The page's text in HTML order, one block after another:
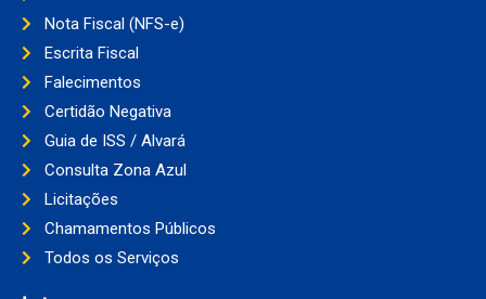
Nota Fiscal (NFS-e)
Escrita Fiscal
Falecimentos
Certidão Negativa
Guia de ISS / Alvará
Consulta Zona Azul
Licitações
Chamamentos Públicos
Todos os Serviços